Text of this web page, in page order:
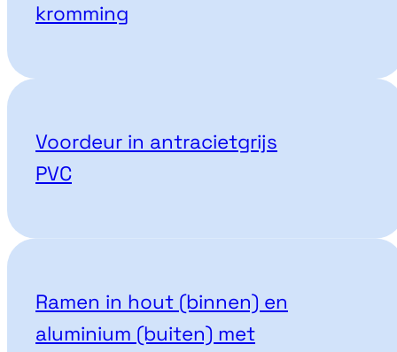
kromming
Voordeur in antracietgrijs
PVC
Ramen in hout (binnen) en
aluminium (buiten) met